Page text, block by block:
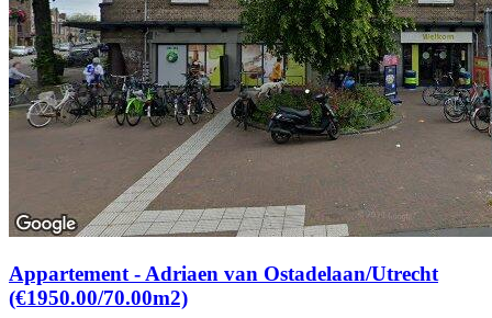
Appartement - Adriaen van Ostadelaan/Utrecht
(€1950.00/70.00m2)